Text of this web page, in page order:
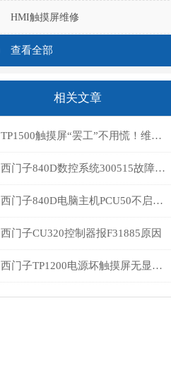
HMI触摸屏维修
查看全部
相关文章
TP1500触摸屏“罢工”不用慌！维修指南助你轻松复原
西门子840D数控系统300515故障维修解决
西门子840D电脑主机PCU50不启动维修
西门子CU320控制器报F31885原因
西门子TP1200电源坏触摸屏无显示维修排查